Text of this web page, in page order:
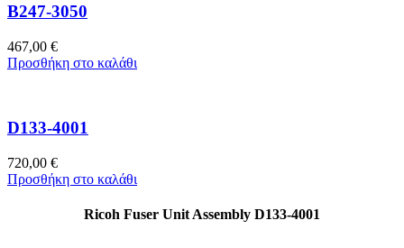
B247-3050
467,00 €
Προσθήκη στο καλάθι
D133-4001
720,00 €
Προσθήκη στο καλάθι
Ricoh Fuser Unit Assembly D133-4001